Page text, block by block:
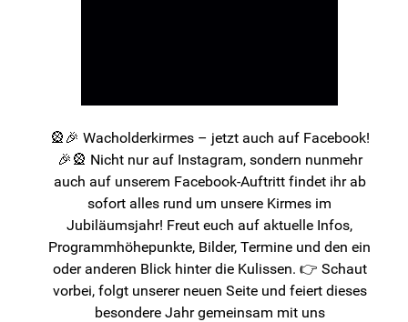
🎡🎉 Wacholderkirmes – jetzt auch auf Facebook!
🎉🎡 Nicht nur auf Instagram, sondern nunmehr
auch auf unserem Facebook-Auftritt findet ihr ab
sofort alles rund um unsere Kirmes im
Jubiläumsjahr! Freut euch auf aktuelle Infos,
Programmhöhepunkte, Bilder, Termine und den ein
oder anderen Blick hinter die Kulissen. 👉 Schaut
vorbei, folgt unserer neuen Seite und feiert dieses
besondere Jahr gemeinsam mit uns